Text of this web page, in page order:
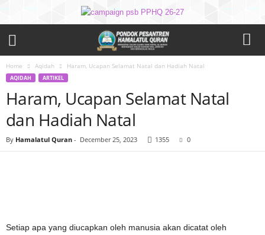
Home Aqidah Haram, Ucapan Selamat Natal dan Hadiah Natal
AQIDAH ARTIKEL
Haram, Ucapan Selamat Natal
dan Hadiah Natal
By Hamalatul Quran - December 25, 2023 1355 0
Setiap apa yang diucapkan oleh manusia akan dicatat oleh